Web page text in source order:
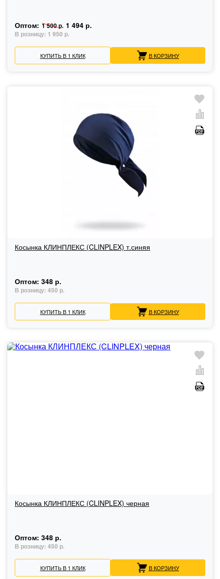
Оптом: 1 500 р. 1 494 р.
В розницу: 1 950 р.
КУПИТЬ В 1 КЛИК В КОРЗИНУ
Косынка КЛИНПЛЕКС (CLINPLEX) т.синяя
Оптом: 348 р.
В розницу: 450 р.
КУПИТЬ В 1 КЛИК В КОРЗИНУ
Косынка КЛИНПЛЕКС (CLINPLEX) черная
Оптом: 348 р.
В розницу: 450 р.
КУПИТЬ В 1 КЛИК В КОРЗИНУ